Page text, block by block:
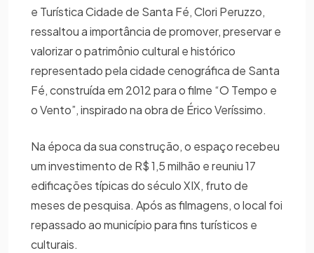
e Turística Cidade de Santa Fé, Clori Peruzzo,
ressaltou a importância de promover, preservar e
valorizar o patrimônio cultural e histórico
representado pela cidade cenográfica de Santa
Fé, construída em 2012 para o filme “O Tempo e
o Vento”, inspirado na obra de Érico Veríssimo.
Na época da sua construção, o espaço recebeu
um investimento de R$ 1,5 milhão e reuniu 17
edificações típicas do século XIX, fruto de
meses de pesquisa. Após as filmagens, o local foi
repassado ao município para fins turísticos e
culturais.